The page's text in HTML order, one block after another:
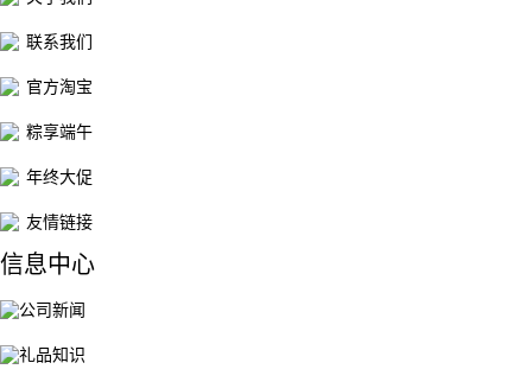
联系我们
官方淘宝
粽享端午
年终大促
友情链接
信息中心
公司新闻
礼品知识